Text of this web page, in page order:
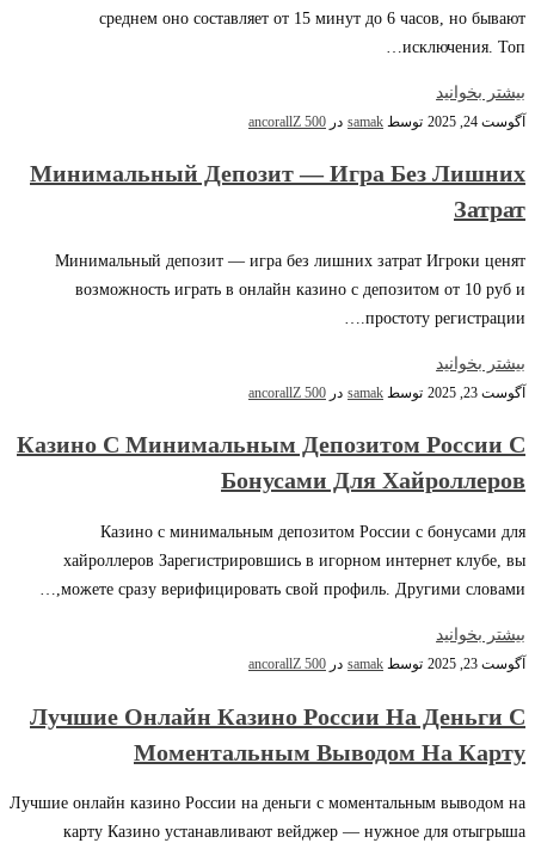
среднем оно составляет от 15 минут до 6 часов, но бывают
исключения. Топ…
بیشتر بخوانید
آگوست 24, 2025 توسط samak در ancorallZ 500
Минимальный Депозит — Игра Без Лишних
Затрат
Минимальный депозит — игра без лишних затрат Игроки ценят
возможность играть в онлайн казино с депозитом от 10 руб и
простоту регистрации.…
بیشتر بخوانید
آگوست 23, 2025 توسط samak در ancorallZ 500
Казино С Минимальным Депозитом России С
Бонусами Для Хайроллеров
Казино с минимальным депозитом России с бонусами для
хайроллеров Зарегистрировшись в игорном интернет клубе, вы
можете сразу верифицировать свой профиль. Другими словами,…
بیشتر بخوانید
آگوست 23, 2025 توسط samak در ancorallZ 500
Лучшие Онлайн Казино России На Деньги С
Моментальным Выводом На Карту
Лучшие онлайн казино России на деньги с моментальным выводом на
карту Казино устанавливают вейджер — нужное для отыгрыша